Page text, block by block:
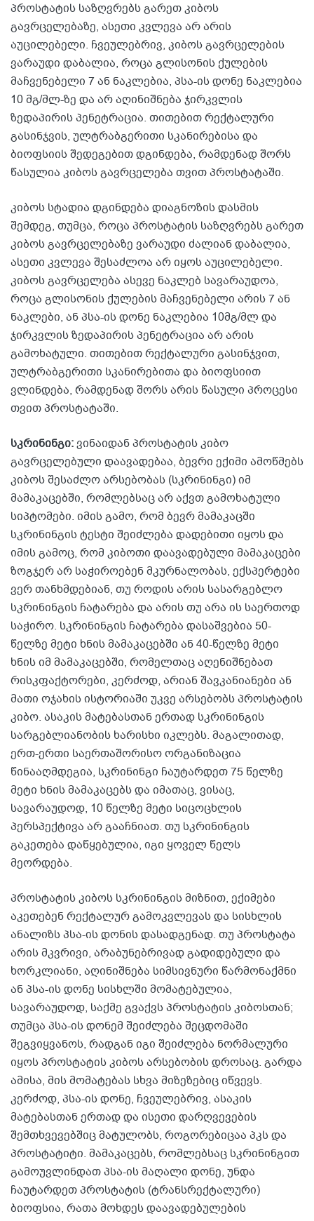
პროსტატის საზღვრებს გარეთ კიბოს
გავრცელებაზე, ასეთი კვლევა არ არის
აუცილებელი. ჩვეულებრივ, კიბოს გავრცელების
ვარაუდი დაბალია, როცა გლისონის ქულების
მაჩვენებელი 7 ან ნაკლებია, პსა-ის დონე ნაკლებია
10 მგ/მლ-ზე და არ აღინიშნება ჯირკვლის
ზედაპირის პენეტრაცია. თითებით რექტალური
გასინჯვის, ულტრაბგერითი სკანირებისა და
ბიოფსიის შედეგებით დგინდება, რამდენად შორს
წასულია კიბოს გავრცელება თვით პროსტატაში.
კიბოს სტადია დგინდება დიაგნოზის დასმის
შემდეგ, თუმცა, როცა პროსტატის საზღვრებს გარეთ
კიბოს გავრცელებაზე ვარაუდი ძალიან დაბალია,
ასეთი კვლევა შესაძლოა არ იყოს აუცილებელი.
კიბოს გავრცელება ასევე ნაკლებ სავარაუდოა,
როცა გლისონის ქულების მაჩვენებელი არის 7 ან
ნაკლები, ან პსა-ის დონე ნაკლებია 10მგ/მლ და
ჯირკვლის ზედაპირის პენეტრაცია არ არის
გამოხატული. თითებით რექტალური გასინჯვით,
ულტრაბგერითი სკანირებითა და ბიოფსიით
ვლინდება, რამდენად შორს არის წასული პროცესი
თვით პროსტატაში.
სკრინინგი:ვინაიდან პროსტატის კიბო
გავრცელებული დაავადებაა, ბევრი ექიმი ამოწმებს
კიბოს შესაძლო არსებობას (სკრინინგი) იმ
მამაკაცებში, რომლებსაც არ აქვთ გამოხატული
სიპტომები. იმის გამო, რომ ბევრ მამაკაცში
სკრინინგის ტესტი შეიძლება დადებითი იყოს და
იმის გამოც, რომ კიბოთი დაავადებული მამაკაცები
ზოგჯერ არ საჭიროებენ მკურნალობას, ექსპერტები
ვერ თანხმდებიან, თუ როდის არის სასარგებლო
სკრინინგის ჩატარება და არის თუ არა ის საერთოდ
საჭირო. სკრინინგის ჩატარება დასაშვებია 50-
წელზე მეტი ხნის მამაკაცებში ან 40-წელზე მეტი
ხნის იმ მამაკაცებში, რომელთაც აღენიშნებათ
რისკფაქტორები, კერძოდ, არიან შავკანიანები ან
მათი ოჯახის ისტორიაში უკვე არსებობს პროსტატის
კიბო. ასაკის მატებასთან ერთად სკრინინგის
სარგებლიანობის ხარისხი იკლებს. მაგალითად,
ერთ-ერთი საერთაშორისო ორგანიზაცია
წინააღმდეგია, სკრინინგი ჩაუტარდეთ 75 წელზე
მეტი ხნის მამაკაცებს და იმათაც, ვისაც,
სავარაუდოდ, 10 წელზე მეტი სიცოცხლის
პერსპექტივა არ გააჩნიათ. თუ სკრინინგის
გაკეთება დაწყებულია, იგი ყოველ წელს
მეორდება.
პროსტატის კიბოს სკრინინგის მიზნით, ექიმები
აკეთებენ რექტალურ გამოკვლევას და სისხლის
ანალიზს პსა-ის დონის დასადგენად. თუ პროსტატა
არის მკვრივი, არაბუნებრივად გადიდებული და
ხორკლიანი, აღინიშნება სიმსივნური წარმონაქმნი
ან პსა-ის დონე სისხლში მომატებულია,
სავარაუდოდ, საქმე გვაქვს პროსტატის კიბოსთან;
თუმცა პსა-ის დონემ შეიძლება შეცდომაში
შეგვიყვანოს, რადგან იგი შეიძლება ნორმალური
იყოს პროსტატის კიბოს არსებობის დროსაც. გარდა
ამისა, მის მომატებას სხვა მიზეზებიც იწვევს.
კერძოდ, პსა-ის დონე, ჩვეულებრივ, ასაკის
მატებასთან ერთად და ისეთი დარღვევების
შემთხვევებშიც მატულობს, როგორებიცაა პკს და
პროსტატიტი. მამაკაცებს, რომლებსაც სკრინინგით
გამოუვლინდათ პსა-ის მაღალი დონე, უნდა
ჩაუტარდეთ პროსტატის (ტრანსრექტალური)
ბიოფსია, რათა მოხდეს დაავადებულების